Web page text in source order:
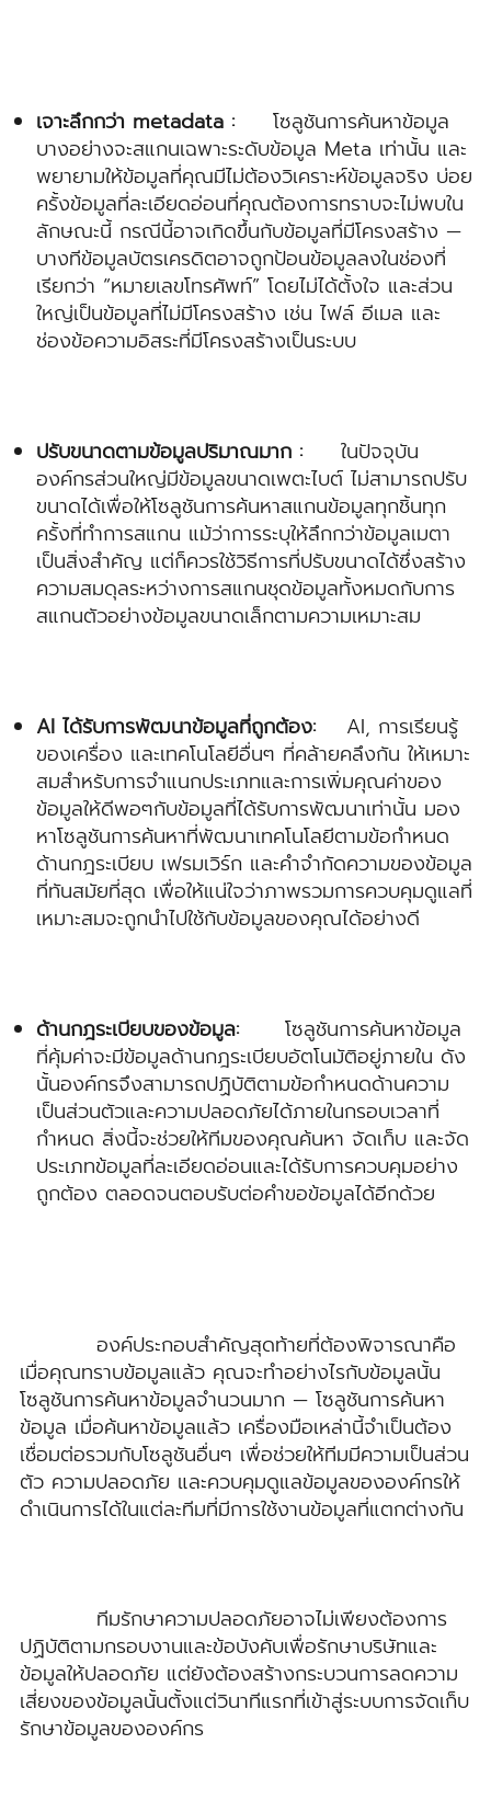
เจาะลึกกว่า metadata : โซลูชันการค้นหาข้อมูล
บางอย่างจะสแกนเฉพาะระดับข้อมูล Meta เท่านั้น และ
พยายามให้ข้อมูลที่คุณมีไม่ต้องวิเคราะห์ข้อมูลจริง บ่อย
ครั้งข้อมูลที่ละเอียดอ่อนที่คุณต้องการทราบจะไม่พบใน
ลักษณะนี้ กรณีนี้อาจเกิดขึ้นกับข้อมูลที่มีโครงสร้าง —
บางทีข้อมูลบัตรเครดิตอาจถูกป้อนข้อมูลลงในช่องที่
เรียกว่า “หมายเลขโทรศัพท์” โดยไม่ได้ตั้งใจ และส่วน
ใหญ่เป็นข้อมูลที่ไม่มีโครงสร้าง เช่น ไฟล์ อีเมล และ
ช่องข้อความอิสระที่มีโครงสร้างเป็นระบบ
ปรับขนาดตามข้อมูลปริมาณมาก : ในปัจจุบัน
องค์กรส่วนใหญ่มีข้อมูลขนาดเพตะไบต์ ไม่สามารถปรับ
ขนาดได้เพื่อให้โซลูชันการค้นหาสแกนข้อมูลทุกชิ้นทุก
ครั้งที่ทำการสแกน แม้ว่าการระบุให้ลึกกว่าข้อมูลเมตา
เป็นสิ่งสำคัญ แต่ก็ควรใช้วิธีการที่ปรับขนาดได้ซึ่งสร้าง
ความสมดุลระหว่างการสแกนชุดข้อมูลทั้งหมดกับการ
สแกนตัวอย่างข้อมูลขนาดเล็กตามความเหมาะสม
AI ได้รับการพัฒนาข้อมูลที่ถูกต้อง:AI, การเรียนรู้
ของเครื่อง และเทคโนโลยีอื่นๆ ที่คล้ายคลึงกัน ให้เหมาะ
สมสำหรับการจำแนกประเภทและการเพิ่มคุณค่าของ
ข้อมูลให้ดีพอๆกับข้อมูลที่ได้รับการพัฒนาเท่านั้น มอง
หาโซลูชันการค้นหาที่พัฒนาเทคโนโลยีตามข้อกำหนด
ด้านกฎระเบียบ เฟรมเวิร์ก และคำจำกัดความของข้อมูล
ที่ทันสมัยที่สุด เพื่อให้แน่ใจว่าภาพรวมการควบคุมดูแลที่
เหมาะสมจะถูกนำไปใช้กับข้อมูลของคุณได้อย่างดี
ด้านกฎระเบียบของข้อมูล: โซลูชันการค้นหาข้อมูล
ที่คุ้มค่าจะมีข้อมูลด้านกฎระเบียบอัตโนมัติอยู่ภายใน ดัง
นั้นองค์กรจึงสามารถปฏิบัติตามข้อกำหนดด้านความ
เป็นส่วนตัวและความปลอดภัยได้ภายในกรอบเวลาที่
กำหนด สิ่งนี้จะช่วยให้ทีมของคุณค้นหา จัดเก็บ และจัด
ประเภทข้อมูลที่ละเอียดอ่อนและได้รับการควบคุมอย่าง
ถูกต้อง ตลอดจนตอบรับต่อคำขอข้อมูลได้อีกด้วย
องค์ประกอบสำคัญสุดท้ายที่ต้องพิจารณาคือ
เมื่อคุณทราบข้อมูลแล้ว คุณจะทำอย่างไรกับข้อมูลนั้น
โซลูชันการค้นหาข้อมูลจำนวนมาก — โซลูชันการค้นหา
ข้อมูล เมื่อค้นหาข้อมูลแล้ว เครื่องมือเหล่านี้จำเป็นต้อง
เชื่อมต่อรวมกับโซลูชันอื่นๆ เพื่อช่วยให้ทีมมีความเป็นส่วน
ตัว ความปลอดภัย และควบคุมดูแลข้อมูลขององค์กรให้
ดำเนินการได้ในแต่ละทีมที่มีการใช้งานข้อมูลที่แตกต่างกัน
ทีมรักษาความปลอดภัยอาจไม่เพียงต้องการ
ปฏิบัติตามกรอบงานและข้อบังคับเพื่อรักษาบริษัทและ
ข้อมูลให้ปลอดภัย แต่ยังต้องสร้างกระบวนการลดความ
เสี่ยงของข้อมูลนั้นตั้งแต่วินาทีแรกที่เข้าสู่ระบบการจัดเก็บ
รักษาข้อมูลขององค์กร